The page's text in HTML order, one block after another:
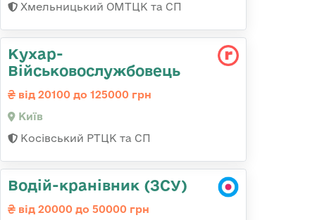
Хмельницький ОМТЦК та СП
Кухар-
Військовослужбовець
від 20100 до 125000 грн
Київ
Косівський РТЦК та СП
Водій-кранівник (ЗСУ)
від 20000 до 50000 грн